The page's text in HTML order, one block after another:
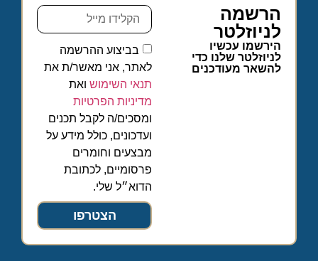
הרשמה
לניוזלטר
הירשמו עכשיו
לניוזלטר שלנו כדי
להשאר מעודכנים
בביצוע ההרשמה
לאתר, אני מאשר/ת את
תנאי השימושואת
מדיניות הפרטיות
ומסכים/ה לקבל תכנים
ועדכונים, כולל מידע על
מבצעים וחומרים
פרסומיים, לכתובת
הדוא״ל שלי.
הצטרפו